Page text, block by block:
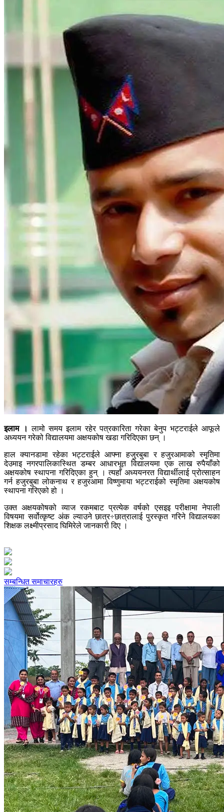
इलाम । लामो समय इलाम रहेर पत्रकारिता गरेका बेनुप भट्टराईले आफूले
अध्ययन गरेको विद्यालयमा अक्षयकोष खडा गरिदिएका छन् ।
हाल क्यानडामा रहेका भट्टराईले आफ्ना हजुरबुबा र हजुरआमाको स्मृतिमा
देउमाइ नगरपालिकास्थित डम्बर आधारभूत विद्यालयमा एक लाख रुपैयाँको
अक्षयकोष स्थापना गरिदिएका हुन् । त्यहाँ अध्ययनरत विद्यार्थीलाई प्रोत्साहन
गर्न हजुरबुबा लोकनाथ र हजुरआमा विष्णुमाया भट्टराईको स्मृतिमा अक्षयकोष
स्थापना गरिएको हो ।
उक्त अक्षयकोषको व्याज रकमबाट प्रत्येक वर्षको एसइइ परीक्षामा नेपाली
विषयमा सर्वोत्कृष्ट अंक ल्याउने छात्र÷छात्रालाई पुरस्कृत गरिने विद्यालयका
शिक्षक लक्ष्मीप्रसाद घिमिरेले जानकारी दिए ।
सम्बन्धित समाचारहरु